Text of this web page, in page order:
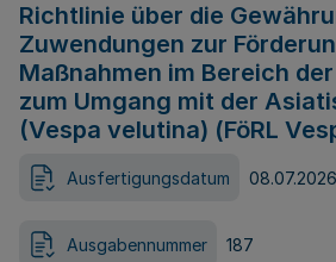
Richtlinie über die
Zuwendungen zur
Maßnahmen im Bereich
zum Umgang mit der
(Vespa velutina) (FöRL
Ausfertigungsdatum 08.07.2026
Ausgabennummer 187